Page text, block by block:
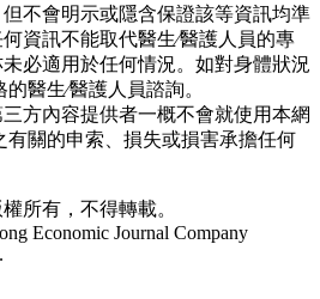
不會明示或隱含保證該等資訊均準
資訊不能取代醫生∕醫護人員的專
必適用於任何情況。如對身體狀況
醫生∕醫護人員諮詢。
方內容提供者一概不會就使用本網
有關的申索、損失或損害承擔任何
所有，不得轉載。
Economic Journal Company